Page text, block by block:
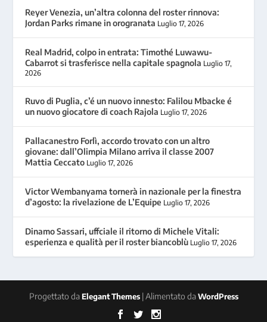
Reyer Venezia, un’altra colonna del roster rinnova:
Jordan Parks rimane in orogranata Luglio 17, 2026
Real Madrid, colpo in entrata: Timothé Luwawu-
Cabarrot si trasferisce nella capitale spagnola Luglio 17,
2026
Ruvo di Puglia, c’é un nuovo innesto: Falilou Mbacke é
un nuovo giocatore di coach Rajola Luglio 17, 2026
Pallacanestro Forlì, accordo trovato con un altro
giovane: dall’Olimpia Milano arriva il classe 2007
Mattia Ceccato Luglio 17, 2026
Victor Wembanyama tornerà in nazionale per la finestra
d’agosto: la rivelazione de L’Equipe Luglio 17, 2026
Dinamo Sassari, uffciale il ritorno di Michele Vitali:
esperienza e qualità per il roster biancoblù Luglio 17, 2026
Progettato daElegant Themes| Alimentato daWordPress